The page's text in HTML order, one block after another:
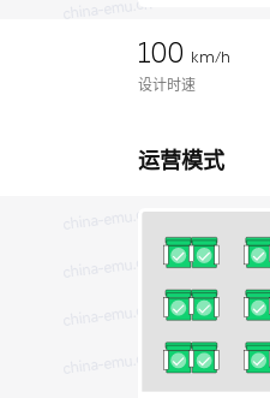
100 km/h
设计时速
运营模式